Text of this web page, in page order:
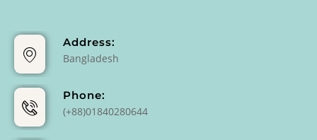
Address:
Bangladesh
Phone:
(+88)01840280644